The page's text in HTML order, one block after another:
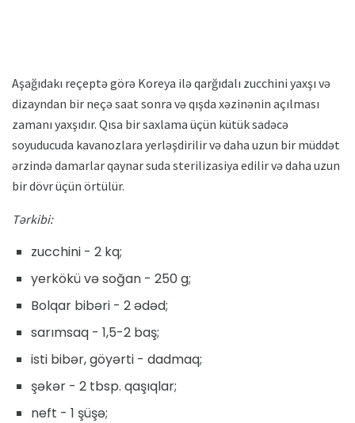
Aşağıdakı reçeptə görə Koreya ilə qarğıdalı zucchini yaxşı və
dizayndan bir neçə saat sonra və qışda xəzinənin açılması
zamanı yaxşıdır. Qısa bir saxlama üçün kütük sadəcə
soyuducuda kavanozlara yerləşdirilir və daha uzun bir müddət
ərzində damarlar qaynar suda sterilizasiya edilir və daha uzun
bir dövr üçün örtülür.
Tərkibi:
zucchini - 2 kq;
yerkökü və soğan - 250 g;
Bolqar bibəri - 2 ədəd;
sarımsaq - 1,5-2 baş;
isti bibər, göyərti - dadmaq;
şəkər - 2 tbsp. qaşıqlar;
neft - 1 şüşə;